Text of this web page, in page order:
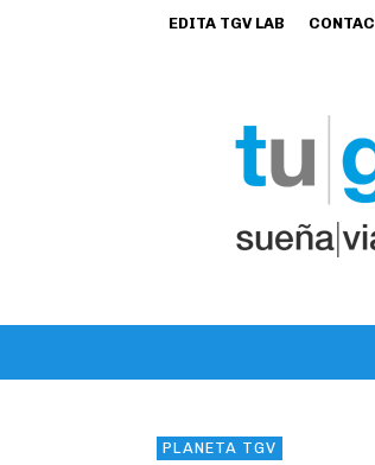
EDITA TGV LAB
PLANETA TGV